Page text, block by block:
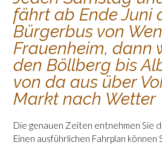
fährt ab Ende Juni
Bürgerbus von
Frauenheim, dann
den Böllberg bis
von da aus über
Markt nach Wetter
Die genauen Zeiten entnehmen Sie
Einen ausführlichen Fahrplan